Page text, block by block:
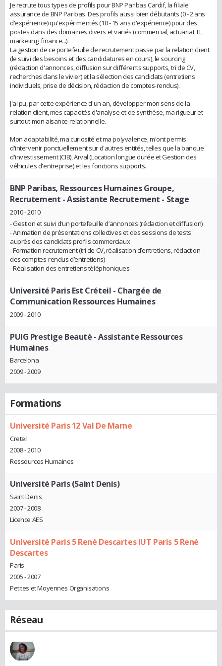
Je recrute tous types de profils pour BNP Paribas Cardif, la filiale
assurance de BNP Paribas. Des profils aussi bien débutants (0 - 2 ans
d'expérience) qu'expérimentés (10 - 15 ans d'expérience) pour des
postes dans des domaines divers et variés (commercial, actuariat, IT,
marketing, finance...).
La gestion de ce portefeuille de recrutement passe par la relation client
(le suivi des besoins et des candidatures en cours), le sourcing
(rédaction d'annonces, diffusion sur différents supports, tri de CV,
recherches dans le vivier) et la sélection des candidats (entretiens
individuels, prise de décision, rédaction de comptes-rendus).
J'ai pu, par cette expérience d'un an, développer mon sens de la
relation client, mes capacités d'analyse et de synthèse, ma rigueur et
surtout mon aisance relationnelle.
Mon adaptabilité, ma curiosité et ma polyvalence, m'ont permis
d'intervenir ponctuellement sur d'autres entités, telles que la banque
d'investissement (CIB), Arval (Location longue durée et Gestion des
véhicules d'entreprise) et les fonctions supports.
BNP Paribas, Ressources Humaines Groupe,
Recrutement - Assistante Recrutement - Stage
2010 - 2010
- Gestion et suivi d’un portefeuille d’annonces (rédaction et diffusion)
- Animation de présentations collectives et des sessions de tests
auprès des candidats profils commerciaux
- Formation recrutement (tri de CV, réalisation d’entretiens, rédaction
des comptes-rendus d’entretiens)
- Réalisation des entretiens téléphoniques
Université Paris Est Créteil - Chargée de
Communication Ressources Humaines
2009 - 2010
PUIG Prestige Beauté - Assistante Ressources
Humaines
Barcelona
2009 - 2009
Formations
Université Paris 12 Val De Marne
Creteil
2008 - 2010
Ressources Humaines
Université Paris (Saint Denis)
Saint Denis
2007 - 2008
Licence AES
Université Paris 5 René Descartes IUT Paris 5 René
Descartes
Paris
2005 - 2007
Petites et Moyennes Organisations
Réseau